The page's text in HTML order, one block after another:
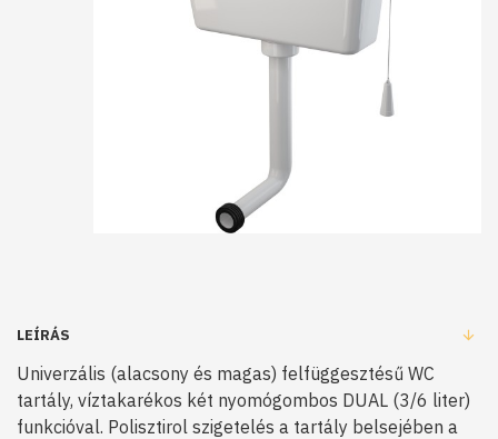
LEÍRÁS
Univerzális (alacsony és magas) felfüggesztésű WC
tartály, víztakarékos két nyomógombos DUAL (3/6 liter)
funkcióval. Polisztirol szigetelés a tartály belsejében a